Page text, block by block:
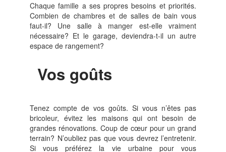
Chaque famille a ses propres besoins et priorités.
Combien de chambres et de salles de bain vous
faut-il? Une salle à manger est-elle vraiment
nécessaire? Et le garage, deviendra-t-il un autre
espace de rangement?
Vos goûts
Tenez compte de vos goûts. Si vous n’êtes pas
bricoleur, évitez les maisons qui ont besoin de
grandes rénovations. Coup de cœur pour un grand
terrain? N’oubliez pas que vous devrez l’entretenir.
Si vous préférez la vie urbaine pour vous